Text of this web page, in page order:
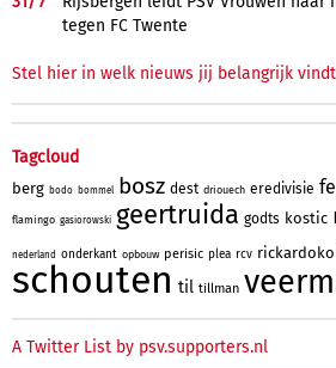
tegen FC Twente
Stel hier in welk nieuws jij belangrijk
Tagcloud
berg bodo bommel bosz dest driouech eredivisie
flamingo gasiorowski geertruida godts kostic
nederland onderkant opbouw perisic plea rcv rickardoko
schouten til tillman
A Twitter List by psv.supporters.nl